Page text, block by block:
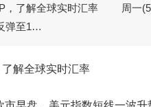
，了解全球实时汇率 周一(5
弹至1…
解全球实时汇率